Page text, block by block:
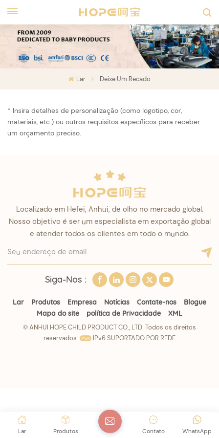
Lar Deixe Um Recado
* Insira detalhes de personalização (como logotipo, cor,
materiais, etc.) ou outros requisitos específicos para receber
um orçamento preciso.
Localizado em Hefei, Anhui, de olho no mercado global.
Nosso objetivo é ser um especialista em exportação global
e atender todos os clientes em todo o mundo.
Siga-Nos :
Lar Produtos Empresa Notícias Contate-nos
Blogue
Mapa do site
política de Privacidade XML
© ANHUI HOPE CHILD PRODUCT CO., LTD. Todos os direitos
reservados.
IPv6 SUPORTADO POR REDE
Lar Produtos WhatsApp
Contato